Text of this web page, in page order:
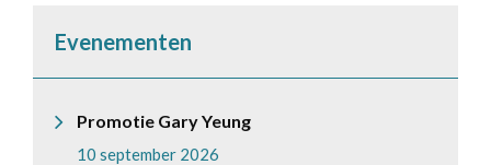
Evenementen
Promotie Gary Yeung
10 september 2026